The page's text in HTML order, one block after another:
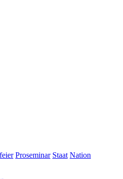
Proseminar Staat Nation